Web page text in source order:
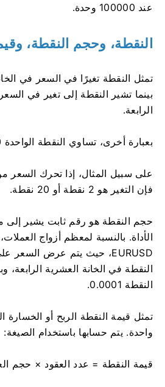
عند 100000 وحدة.
النقطة، وحجم النقطة،
تمثل النقطة تغيرًا في السعر في
بينما تشير النقطة إلى تغير في
الرابعة.
بعبارة أخرى، تساوي النقطة الواحدة 10 نقاط.
فإن التغير هو 2 نقطة أو 20 نقطة.
حجم النقطة هو رقم ثابت يشير
الأداة. بالنسبة لمعظم أزواج
النقطة في الخانة العشرية الرابعة،
النقطة 0.0001.
تمثل قيمة النقطة الربح أو الخسارة
واحدة. يتم حسابها باستخدام الصيغة:
قيمة النقطة = عدد العقود × حجم